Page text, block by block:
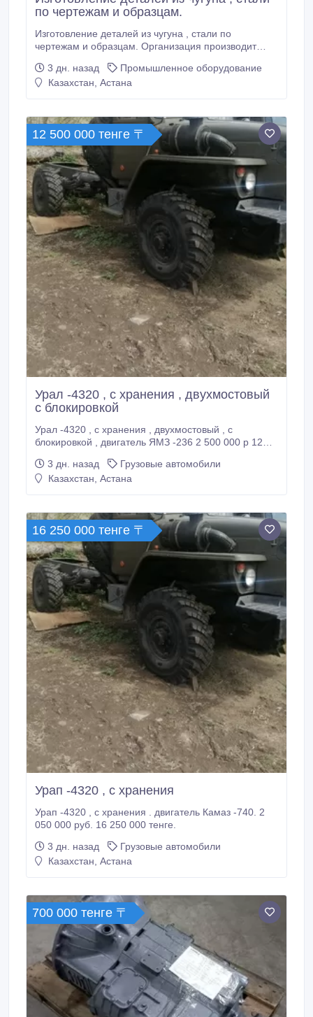
по чертежам и образцам.
Изготовление деталей из чугуна , стали по
чертежам и образцам. Организация производит
втулки , гайки , крепления , подкаты , звездочки ,
щетки , цепи , звенья транспортеров и в сборе
3 дн. назад
Промышленное оборудование
Казахстан, Астана
12 500 000 тенге 〒
Урал -4320 , с хранения , двухмостовый
с блокировкой
Урал -4320 , с хранения , двухмостовый , с
блокировкой , двигатель ЯМЗ -236 2 500 000 р 12
3 дн. назад
Грузовые автомобили
Казахстан, Астана
16 250 000 тенге 〒
Урап -4320 , с хранения
Урап -4320 , с хранения . двигатель Камаз -740. 2
050 000 руб. 16 250 000 тенге.
3 дн. назад
Грузовые автомобили
Казахстан, Астана
700 000 тенге 〒